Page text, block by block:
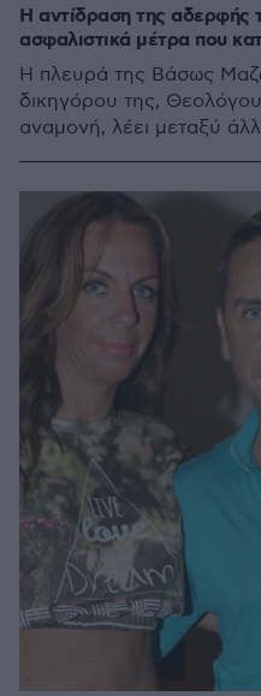
Η αντίδραση της
ασφαλιστικά μέτρα που
Η πλευρά της Βάσως
δικηγόρου της, Θεολόγου
αναμονή, λέει μεταξύ